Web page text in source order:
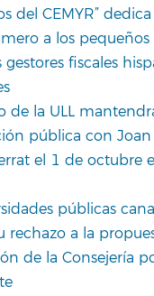
del CEMYR” dedica
a los pequeños
fiscales
de la ULL
pública con Joan
el 1 de octubre
públicas
rechazo a la
de la Consejería